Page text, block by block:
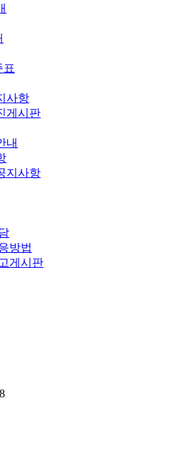
표
사항
게시판
내
지사항
방법
게시판